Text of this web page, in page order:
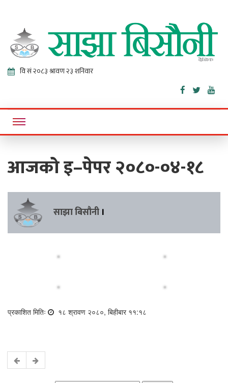
Sajha
Bisaunee
Online News Portal
आजको इ–पेपर २०८०-०४-१८
साझा बिसौनी ।
प्रकाशित मितिः १८ श्रावण २०८०, बिहीबार ११:१८